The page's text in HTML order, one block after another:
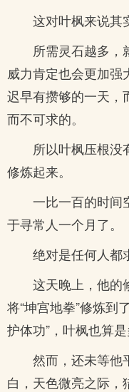
这对叶枫来说其
所需灵石越多，
威力肯定也会更加强
迟早有攒够的一天，
而不可求的。
所以叶枫压根没
修炼起来。
一比一百的时间
于寻常人一个月了。
绝对是任何人都
这天晚上，他的
将“坤宫地拳”修炼到
护体功”，叶枫也算
然而，还未等他
白，天色微亮之际，